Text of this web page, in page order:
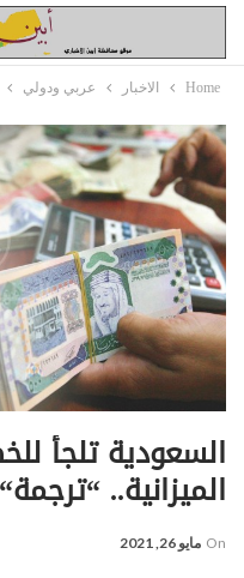
Home الاخبار عربي ودولي
السعودية تلجأ
الميزانية..
On مايو 26, 2021